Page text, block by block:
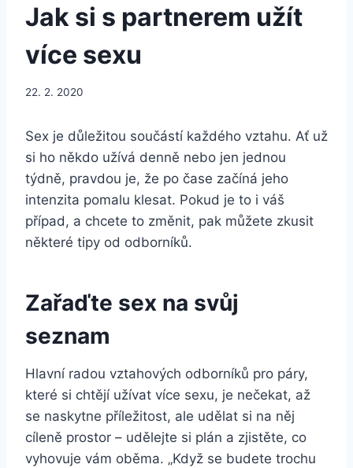
Jak si s partnerem užít
více sexu
22. 2. 2020
Sex je důležitou součástí každého vztahu. Ať už
si ho někdo užívá denně nebo jen jednou
týdně, pravdou je, že po čase začíná jeho
intenzita pomalu klesat. Pokud je to i váš
případ, a chcete to změnit, pak můžete zkusit
některé tipy od odborníků.
Zařaďte sex na svůj
seznam
Hlavní radou vztahových odborníků pro páry,
které si chtějí užívat více sexu, je nečekat, až
se naskytne příležitost, ale udělat si na něj
cíleně prostor – udělejte si plán a zjistěte, co
vyhovuje vám oběma. „Když se budete trochu